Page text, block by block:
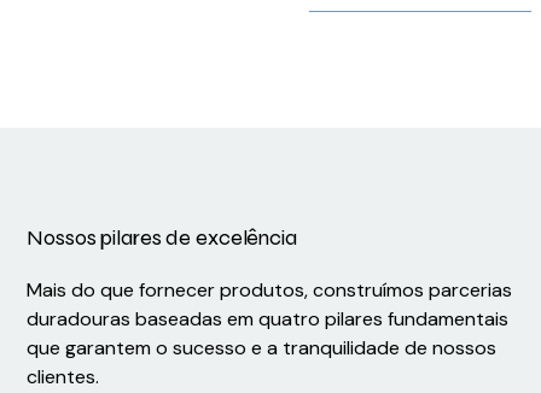
Nossos pilares de excelência
Mais do que fornecer produtos, construímos parcerias
duradouras baseadas em quatro pilares fundamentais
que garantem o sucesso e a tranquilidade de nossos
clientes.